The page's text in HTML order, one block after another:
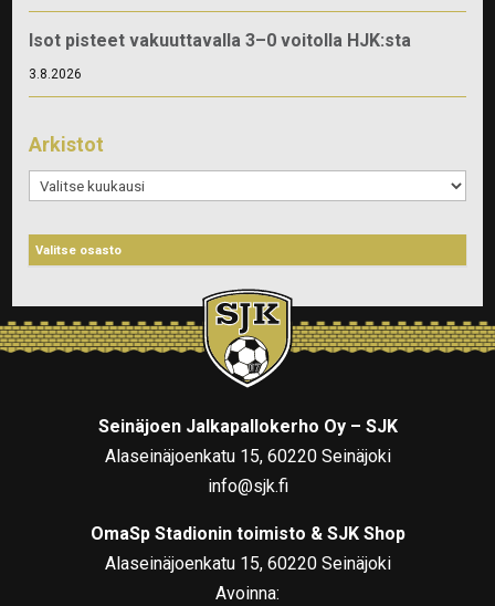
Isot pisteet vakuuttavalla 3–0 voitolla HJK:sta
3.8.2026
Arkistot
Arkistot
Seinäjoen Jalkapallokerho Oy – SJK
Alaseinäjoenkatu 15, 60220 Seinäjoki
info@sjk.fi
OmaSp Stadionin toimisto & SJK Shop
Alaseinäjoenkatu 15, 60220 Seinäjoki
Avoinna: